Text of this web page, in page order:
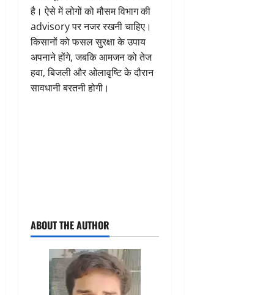
है। ऐसे में लोगों को मौसम विभाग की
advisory पर नजर रखनी चाहिए।
किसानों को फसल सुरक्षा के उपाय
अपनाने होंगे, जबकि आमजन को तेज
हवा, बिजली और ओलावृष्टि के दौरान
सावधानी बरतनी होगी।
ABOUT THE AUTHOR